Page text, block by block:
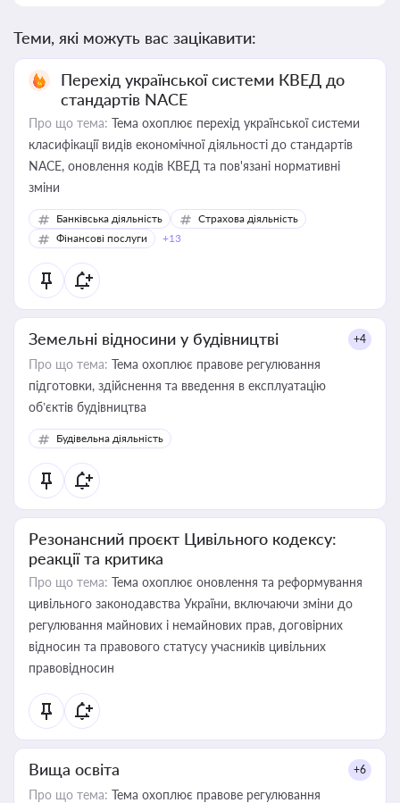
Теми, які можуть вас зацікавити:
Перехід української системи КВЕД до
стандартів NACE
Про що тема: Тема охоплює перехід української системи
класифікації видів економічної діяльності до стандартів
NACE, оновлення кодів КВЕД та пов'язані нормативні
зміни
Банківська діяльність
Страхова діяльність
Фінансові послуги
+13
Земельні відносини у будівництві +4
Про що тема: Тема охоплює правове регулювання
підготовки, здійснення та введення в експлуатацію
об’єктів будівництва
Будівельна діяльність
Резонансний проєкт Цивільного кодексу:
реакції та критика
Про що тема: Тема охоплює оновлення та реформування
цивільного законодавства України, включаючи зміни до
регулювання майнових і немайнових прав, договірних
відносин та правового статусу учасників цивільних
правовідносин
Вища освіта +6
Про що тема: Тема охоплює правове регулювання